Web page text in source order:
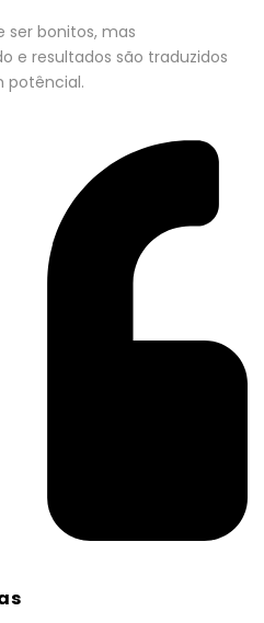
ser bonitos, mas
e resultados são traduzidos
potêncial.